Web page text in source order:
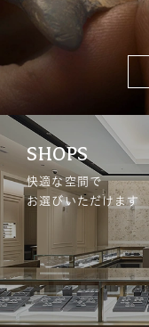
SHOPS
快適な空間で
お選びいただけます